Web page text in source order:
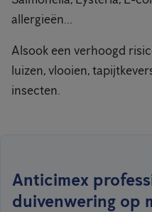
allergieën...
Alsook een verhoogd
luizen, vlooien,
insecten.
Anticimex
duivenwering op